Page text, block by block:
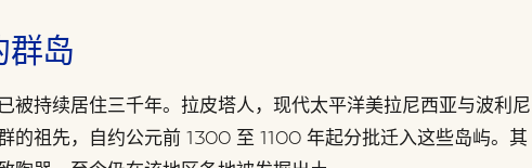
岛
被持续居住三千年。拉皮塔人，现代太平洋美拉尼西亚与波利尼
的祖先，自约公元前 1300 至 1100 年起分批迁入这些岛屿。其